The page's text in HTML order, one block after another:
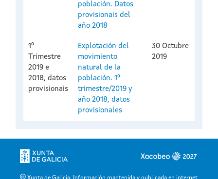
población. Datos
provisionais del
año 2018
1º
Trimestre
2019 e
2018, datos
provisionais
Explotación del
movimiento
natural de la
población. 1º
trimestre/2019 y
año 2018, datos
provisionales
30 Octubre
2019